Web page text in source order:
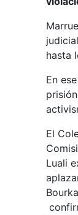
hasta
En
El
Luali